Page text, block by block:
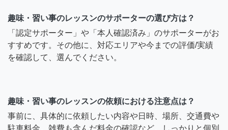
趣味・習い事のレッスンのサポーターの選び方は？
「認定サポーター」や「本人確認済み」のサポーターがお
すすめです。その他に、対応エリアや今までの評価/実績
を確認して、選んでください。
趣味・習い事のレッスンの依頼における注意点は？
事前に、具体的に依頼したい内容や日時、場所、交通費や